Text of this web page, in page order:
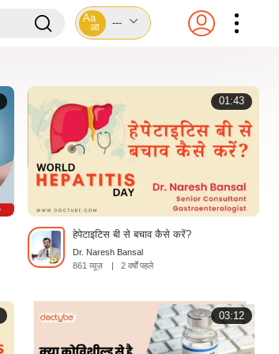
Aa
आ
---
01:43
हेपेटाइटिस बी से बचाव कैसे करें?
Dr. Naresh Bansal
861 व्यूज़
| 2 वर्षों पहले
03:12